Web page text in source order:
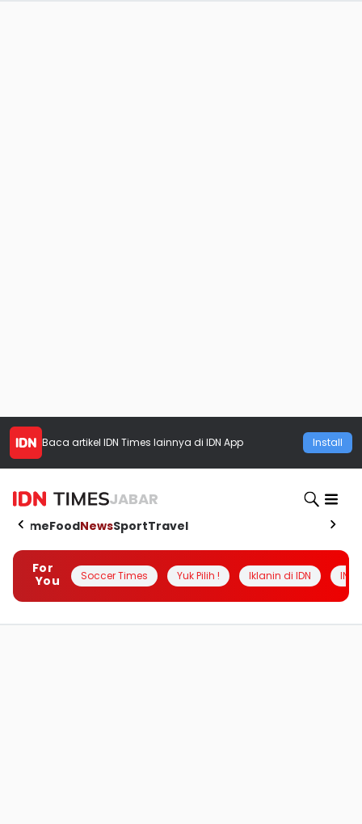
Baca artikel IDN Times lainnya di IDN App Install
JABAR
HomeFoodNewsSportTravel
For
You
Soccer Times Yuk Pilih ! Iklanin di IDN